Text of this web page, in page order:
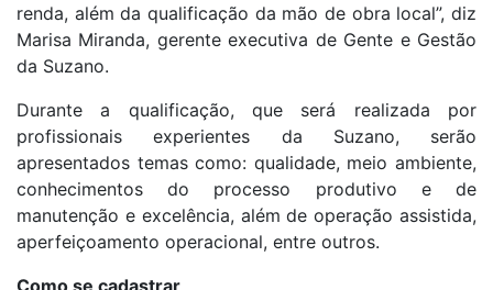
renda, além da qualificação da mão de obra local”, diz
Marisa Miranda, gerente executiva de Gente e Gestão
da Suzano.
Durante a qualificação, que será realizada por
profissionais experientes da Suzano, serão
apresentados temas como: qualidade, meio ambiente,
conhecimentos do processo produtivo e de
manutenção e excelência, além de operação assistida,
aperfeiçoamento operacional, entre outros.
Como se cadastrar